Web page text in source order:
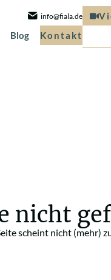
info@fiala.de
Blog Kontakt
nicht
scheint nicht (mehr)